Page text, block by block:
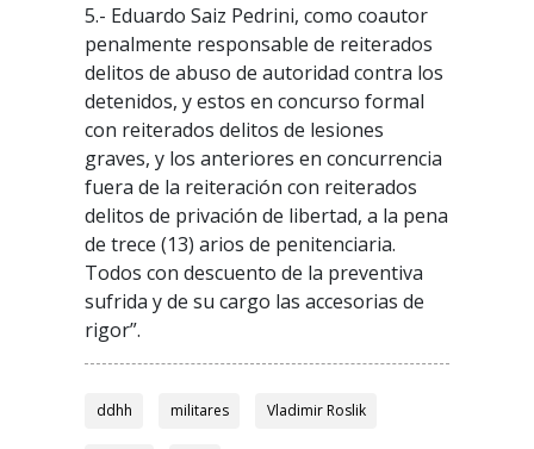
5.- Eduardo Saiz Pedrini, como coautor
penalmente responsable de reiterados
delitos de abuso de autoridad contra los
detenidos, y estos en concurso formal
con reiterados delitos de lesiones
graves, y los anteriores en concurrencia
fuera de la reiteración con reiterados
delitos de privación de libertad, a la pena
de trece (13) arios de penitenciaria.
Todos con descuento de la preventiva
sufrida y de su cargo las accesorias de
rigor”.
ddhh militares Vladimir Roslik